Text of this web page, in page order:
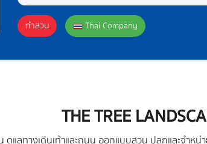
ทำสวน Thai Company
THE TREE
ดูแลทางเดินเท้าและถนน ออกแบบสวน ปลูกและจำห